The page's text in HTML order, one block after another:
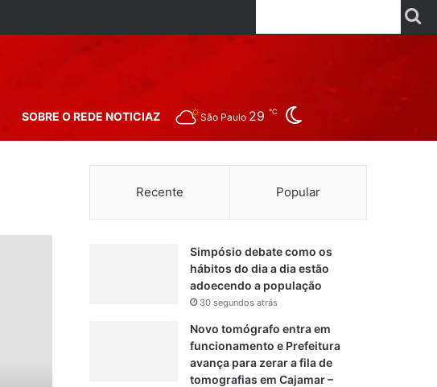
YouTube
SOBRE O REDE NOTICIAZ São Paulo 29 ℃
Recente Popular
Simpósio debate como os
hábitos do dia a dia estão
adoecendo a população
30 segundos atrás
Novo tomógrafo entra em
funcionamento e Prefeitura
avança para zerar a fila de
tomografias em Cajamar –